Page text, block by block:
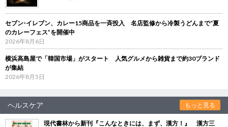
セブン‐イレブン、カレー15商品を一斉投入 名店監修から冷製うどんまで“夏
のカレーフェス”を開催中
2026年8月6日
横浜高島屋で「韓国市場」がスタート 人気グルメから雑貨まで約30ブランド
が集結
2026年8月5日
ヘルスケア もっと見る
現代書林から新刊『こんなときには、まず、漢方！』 漢方三